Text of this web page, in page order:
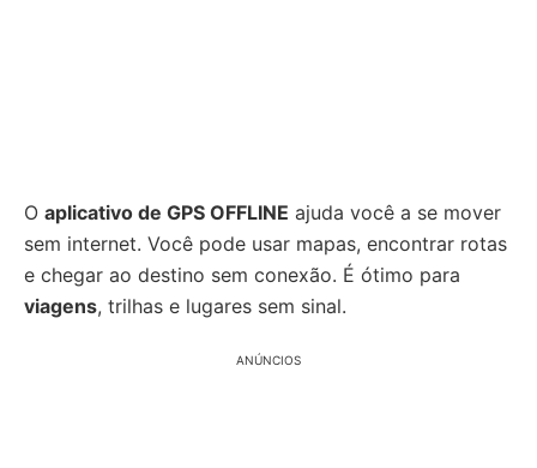
O aplicativo de GPS OFFLINE ajuda você a se mover
sem internet. Você pode usar mapas, encontrar rotas
e chegar ao destino sem conexão. É ótimo para
viagens, trilhas e lugares sem sinal.
ANÚNCIOS